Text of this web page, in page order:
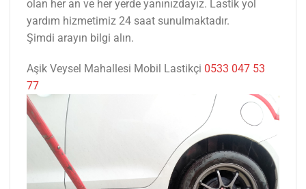
olan her an ve her yerde yanınızdayız. Lastik yol
yardım hizmetimiz 24 saat sunulmaktadır.
Şimdi arayın bilgi alın.
Aşik Veysel Mahallesi Mobil Lastikçi 0533 047 53
77